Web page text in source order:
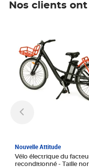
Nos clients
Nouvelle Attitude
Vélo électrique du
reconditionné - Taille normale -